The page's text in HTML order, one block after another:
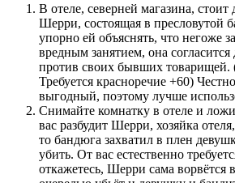
В отеле, северней магазина,
Шерри, состоящая в пресловутой
упорно ей объяснять, что негоже
вредным занятием, она согласится
против своих бывших товарищей.
Требуется красноречие +60)
выгодный, поэтому лучше
Снимайте комнатку в отеле и
вас разбудит Шерри, хозяйка
то бандюга захватил в плен
убить. От вас естественно
откажетесь, Шерри сама ворвётся